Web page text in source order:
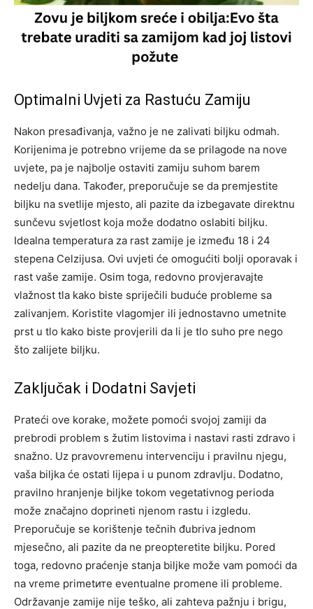
Optimalni Uvjeti za Rastuću Zamiju
Nakon presađivanja, važno je ne zalivati biljku odmah.
Korijenima je potrebno vrijeme da se prilagode na nove
uvjete, pa je najbolje ostaviti zamiju suhom barem
nedelju dana. Također, preporučuje se da premjestite
biljku na svetlije mjesto, ali pazite da izbegavate direktnu
sunčevu svjetlost koja može dodatno oslabiti biljku.
Idealna temperatura za rast zamije je između 18 i 24
stepena Celzijusa. Ovi uvjeti će omogućiti bolji oporavak i
rast vaše zamije. Osim toga, redovno provjeravajte
vlažnost tla kako biste spriječili buduće probleme sa
zalivanjem. Koristite vlagomjer ili jednostavno umetnite
prst u tlo kako biste provjerili da li je tlo suho pre nego
što zalijete biljku.
Zaključak i Dodatni Savjeti
Prateći ove korake, možete pomoći svojoj zamiji da
prebrodi problem s žutim listovima i nastavi rasti zdravo i
snažno. Uz pravovremenu intervenciju i pravilnu njegu,
vaša biljka će ostati lijepa i u punom zdravlju. Dodatno,
pravilno hranjenje biljke tokom vegetativnog perioda
može značajno doprineti njenom rastu i izgledu.
Preporučuje se korištenje tečnih đubriva jednom
mjesečno, ali pazite da ne preopteretite biljku. Pored
toga, redovno praćenje stanja biljke može vam pomoći da
na vreme primetите eventualne promene ili probleme.
Održavanje zamije nije teško, ali zahteva pažnju i brigu,